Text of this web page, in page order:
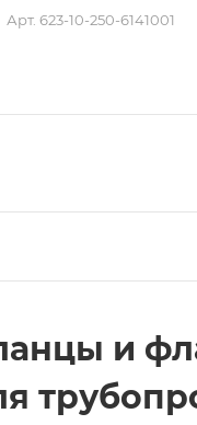
Арт. 623-10-250-6141001
и